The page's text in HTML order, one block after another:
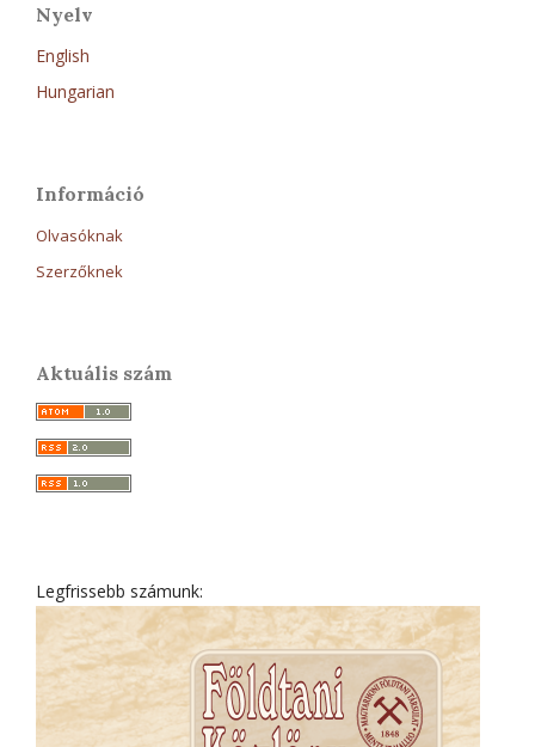
Nyelv
English
Hungarian
Információ
Olvasóknak
Szerzőknek
Aktuális szám
Legfrissebb számunk: